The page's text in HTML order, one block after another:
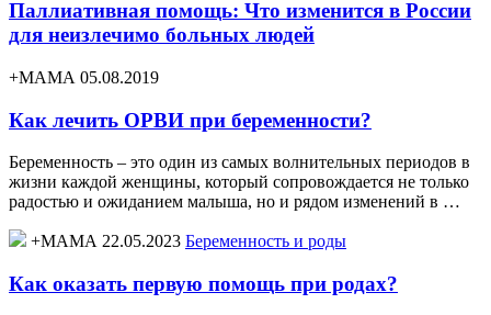
Паллиативная помощь: Что изменится в России
для неизлечимо больных людей
+МАМА 05.08.2019
Как лечить ОРВИ при беременности?
Беременность – это один из самых волнительных периодов в
жизни каждой женщины, который сопровождается не только
радостью и ожиданием малыша, но и рядом изменений в …
+МАМА 22.05.2023 Беременность и роды
Как оказать первую помощь при родах?